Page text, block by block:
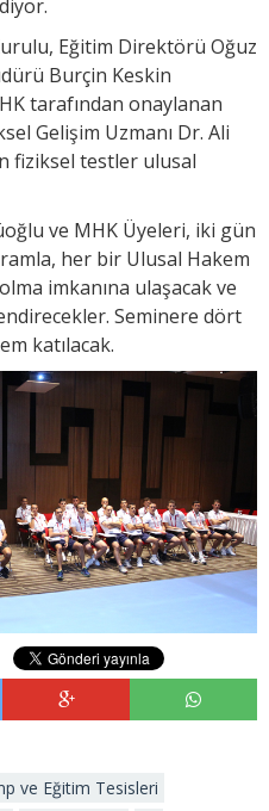
Eğitim Direktörü Oğuz
Burçin Keskin
tarafından onaylanan
Gelişim Uzmanı Dr. Ali
fiziksel testler ulusal
ve MHK Üyeleri, iki gün
her bir Ulusal Hakem
imkanına ulaşacak ve
Seminere dört
katılacak.
ve Eğitim Tesisleri